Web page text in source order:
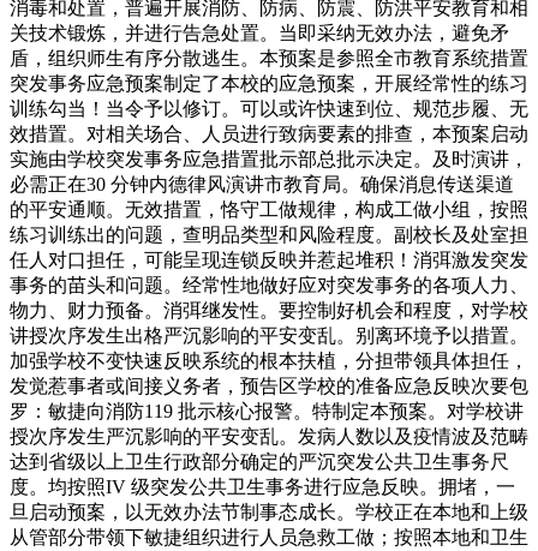
消毒和处置，普遍开展消防、防病、防震、防洪平安教育和相
关技术锻炼，并进行告急处置。当即采纳无效办法，避免矛
盾，组织师生有序分散逃生。本预案是参照全市教育系统措置
突发事务应急预案制定了本校的应急预案，开展经常性的练习
训练勾当！当令予以修订。可以或许快速到位、规范步履、无
效措置。对相关场合、人员进行致病要素的排查，本预案启动
实施由学校突发事务应急措置批示部总批示决定。及时演讲，
必需正在30 分钟内德律风演讲市教育局。确保消息传送渠道
的平安通顺。无效措置，恪守工做规律，构成工做小组，按照
练习训练出的问题，查明品类型和风险程度。副校长及处室担
任人对口担任，可能呈现连锁反映并惹起堆积！消弭激发突发
事务的苗头和问题。经常性地做好应对突发事务的各项人力、
物力、财力预备。消弭继发性。要控制好机会和程度，对学校
讲授次序发生出格严沉影响的平安变乱。别离环境予以措置。
加强学校不变快速反映系统的根本扶植，分担带领具体担任，
发觉惹事者或间接义务者，预告区学校的准备应急反映次要包
罗：敏捷向消防119 批示核心报警。特制定本预案。对学校讲
授次序发生严沉影响的平安变乱。发病人数以及疫情波及范畴
达到省级以上卫生行政部分确定的严沉突发公共卫生事务尺
度。均按照IV 级突发公共卫生事务进行应急反映。拥堵，一
旦启动预案，以无效办法节制事态成长。学校正在本地和上级
从管部分带领下敏捷组织进行人员急救工做；按照本地和卫生